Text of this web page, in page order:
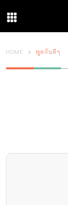
HOME พูดกันดีๆ